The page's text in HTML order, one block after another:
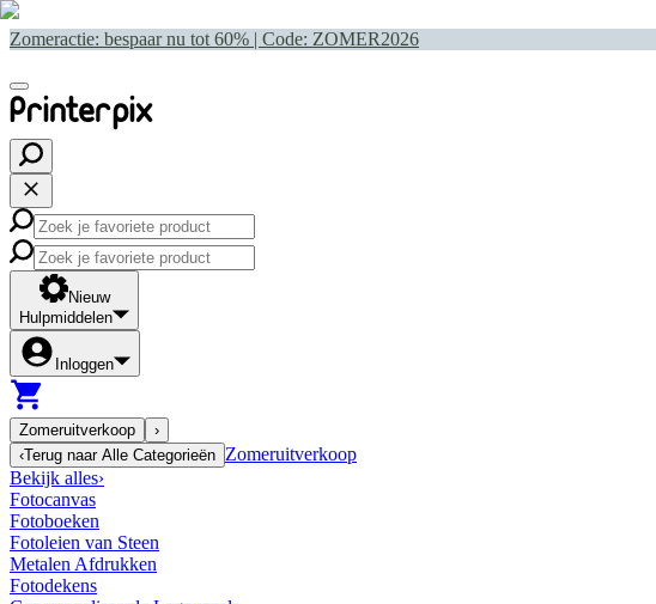
Zomeractie: bespaar nu tot 60% | Code: ZOMER2026
Nieuw
Hulpmiddelen
Inloggen
Zomeruitverkoop
›
‹Terug naar Alle Categorieën Zomeruitverkoop
Bekijk alles›
Fotocanvas
Fotoboeken
Fotoleien van Steen
Metalen Afdrukken
Fotodekens